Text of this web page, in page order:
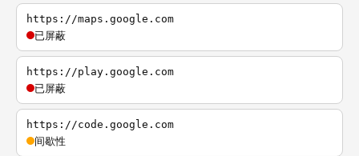
https://maps.google.com
已屏蔽
https://play.google.com
已屏蔽
https://code.google.com
间歇性